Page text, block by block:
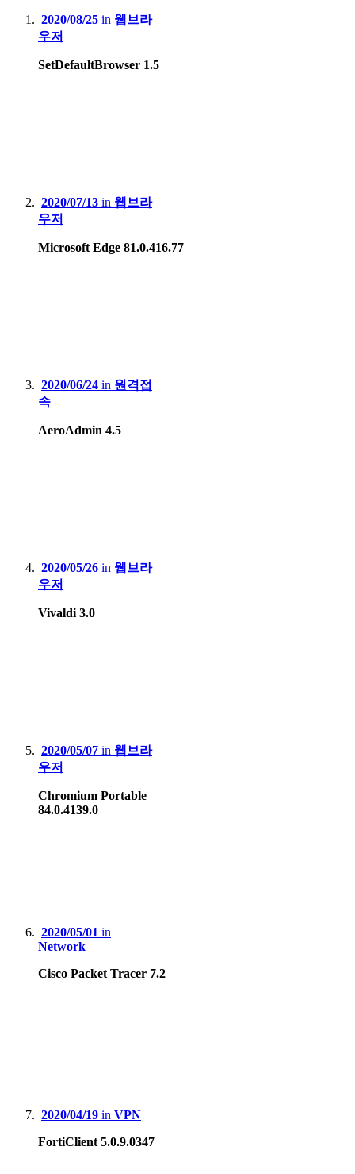
2020/08/25 in 웹브라
우저
SetDefaultBrowser 1.5
2020/07/13 in 웹브라
우저
Microsoft Edge 81.0.416.77
2020/06/24 in 원격접
속
AeroAdmin 4.5
2020/05/26 in 웹브라
우저
Vivaldi 3.0
2020/05/07 in 웹브라
우저
Chromium Portable
84.0.4139.0
2020/05/01 in
Network
Cisco Packet Tracer 7.2
2020/04/19 in VPN
FortiClient 5.0.9.0347